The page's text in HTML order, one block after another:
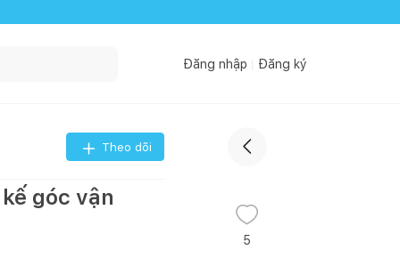
Đăng nhập Đăng ký
Theo dõi
góc vận
5